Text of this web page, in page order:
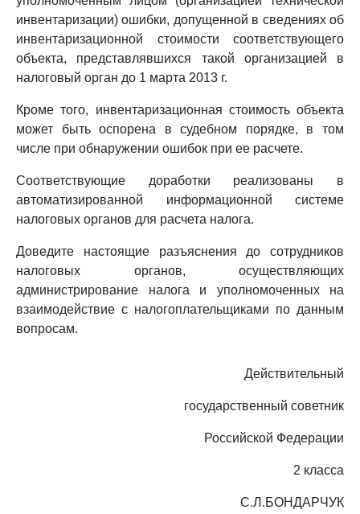
инвентаризации) ошибки, допущенной в сведениях об
инвентаризационной стоимости соответствующего
объекта, представлявшихся такой организацией в
налоговый орган до 1 марта 2013 г.
Кроме того, инвентаризационная стоимость объекта
может быть оспорена в судебном порядке, в том
числе при обнаружении ошибок при ее расчете.
Соответствующие доработки реализованы в
автоматизированной информационной системе
налоговых органов для расчета налога.
Доведите настоящие разъяснения до сотрудников
налоговых органов, осуществляющих
администрирование налога и уполномоченных на
взаимодействие с налогоплательщиками по данным
вопросам.
Действительный
государственный советник
Российской Федерации
2 класса
С.Л.БОНДАРЧУК